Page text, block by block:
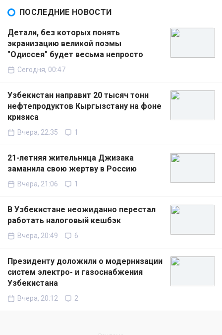
ПОСЛЕДНИЕ НОВОСТИ
Детали, без которых понять
экранизацию великой поэмы
"Одиссея" будет весьма непросто
Сегодня, 00:47
Узбекистан направит 20 тысяч тонн
нефтепродуктов Кыргызстану на фоне
кризиса
Вчера, 22:35 1
21-летняя жительница Джизака
заманила свою жертву в Россию
Вчера, 21:06 1
В Узбекистане неожиданно перестал
работать налоговый кешбэк
Вчера, 20:49 6
Президенту доложили о модернизации
систем электро- и газоснабжения
Узбекистана
Вчера, 20:12 2